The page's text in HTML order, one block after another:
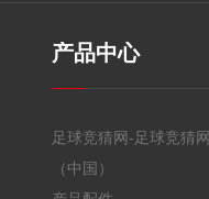
产品中心
足球竞猜网-足球竞猜网
（中国）